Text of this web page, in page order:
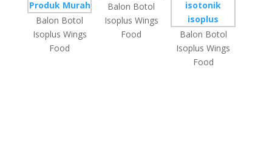
Balon Botol
Isoplus Wings
Food
Balon Botol
Isoplus Wings
Food
Balon Botol
Isoplus Wings
Food